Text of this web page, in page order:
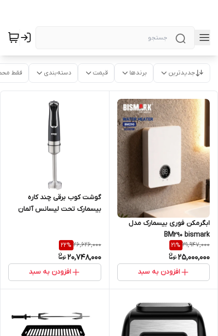
جدیدترین برندها قیمت دسته‌بندی فقط
ابگرمکن فوری بیسمارک مدل
BM290 bismark
31,947,000
21%
25,000,000
افزودن به سبد
گوشت کوب برقی چند کاره
بیسمارک تحت لیسانس آلمان
26,626,000
22%
20,748,000
افزودن به سبد